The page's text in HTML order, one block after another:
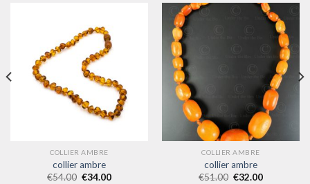
COLLIER AMBRE
collier ambre
€54.00 €34.00
COLLIER AMBRE
collier ambre
€51.00 €32.00